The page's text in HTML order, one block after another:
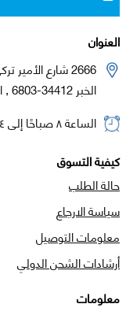
العنوان
2666 شارع الأمير تركي – الكورنيش , وحدة رقم 102
الخبر 34412-6803 , المملكة العربية السعودية
الساعة ٨ صباحًا إلى ٤ مساء من الأحد إلى الخميس
كيفية التسوق
حالة الطلب
سياسة الارجاع
معلومات التوصيل
أرشادات الشحن الدولي
معلومات